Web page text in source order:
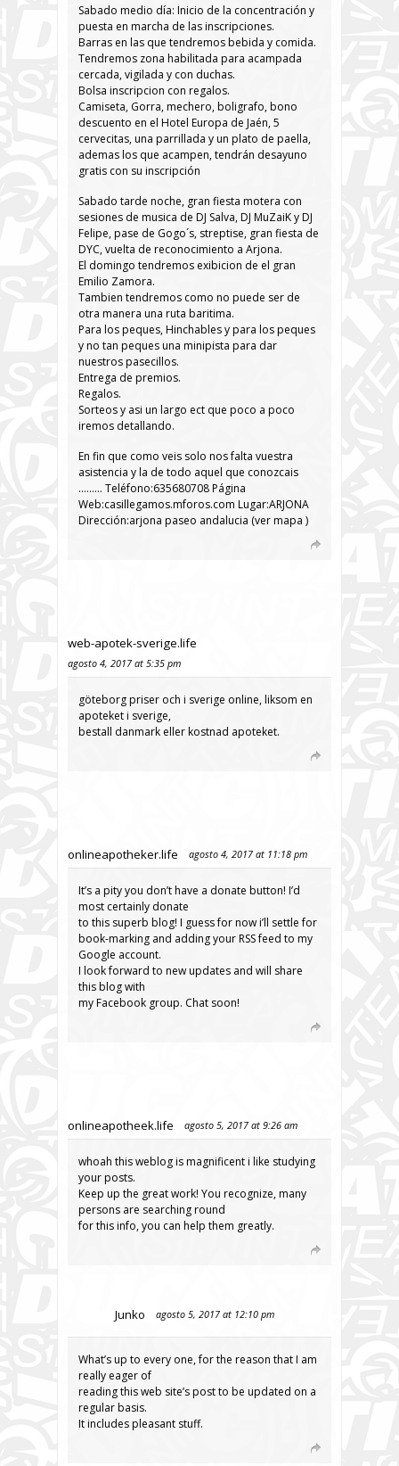
Sabado medio día: Inicio de la concentración y
puesta en marcha de las inscripciones.
Barras en las que tendremos bebida y comida.
Tendremos zona habilitada para acampada
cercada, vigilada y con duchas.
Bolsa inscripcion con regalos.
Camiseta, Gorra, mechero, boligrafo, bono
descuento en el Hotel Europa de Jaén, 5
cervecitas, una parrillada y un plato de paella,
ademas los que acampen, tendrán desayuno
gratis con su inscripción
Sabado tarde noche, gran fiesta motera con
sesiones de musica de DJ Salva, DJ MuZaiK y DJ
Felipe, pase de Gogo´s, streptise, gran fiesta de
DYC, vuelta de reconocimiento a Arjona.
El domingo tendremos exibicion de el gran
Emilio Zamora.
Tambien tendremos como no puede ser de
otra manera una ruta baritima.
Para los peques, Hinchables y para los peques
y no tan peques una minipista para dar
nuestros pasecillos.
Entrega de premios.
Regalos.
Sorteos y asi un largo ect que poco a poco
iremos detallando.
En fin que como veis solo nos falta vuestra
asistencia y la de todo aquel que conozcais
……… Teléfono:635680708 Página
Web:casillegamos.mforos.com Lugar:ARJONA
Dirección:arjona paseo andalucia (ver mapa )
web-apotek-sverige.life
agosto 4, 2017 at 5:35 pm
göteborg priser och i sverige online, liksom en
apoteket i sverige,
bestall danmark eller kostnad apoteket.
onlineapotheker.life agosto 4, 2017 at 11:18 pm
It’s a pity you don’t have a donate button! I’d
most certainly donate
to this superb blog! I guess for now i’ll settle for
book-marking and adding your RSS feed to my
Google account.
I look forward to new updates and will share
this blog with
my Facebook group. Chat soon!
onlineapotheek.life agosto 5, 2017 at 9:26 am
whoah this weblog is magnificent i like studying
your posts.
Keep up the great work! You recognize, many
persons are searching round
for this info, you can help them greatly.
Junko agosto 5, 2017 at 12:10 pm
What’s up to every one, for the reason that I am
really eager of
reading this web site’s post to be updated on a
regular basis.
It includes pleasant stuff.